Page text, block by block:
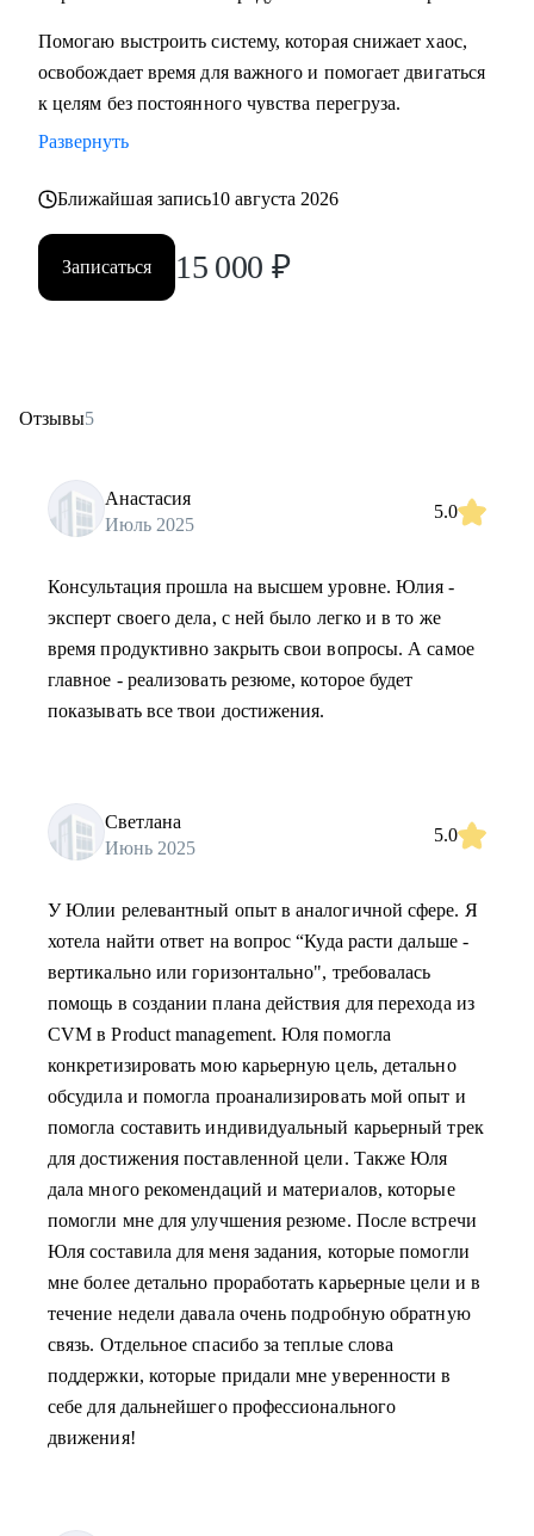
Помогаю выстроить систему, которая снижает хаос,
освобождает время для важного и помогает двигаться
к целям без постоянного чувства перегруза.
Развернуть
Ближайшая запись10 августа 2026
Записаться 15 000 ₽
Отзывы5
Анастасия
Июль 2025
5.0
Консультация прошла на высшем уровне. Юлия -
эксперт своего дела, с ней было легко и в то же
время продуктивно закрыть свои вопросы. А самое
главное - реализовать резюме, которое будет
показывать все твои достижения.
Светлана
Июнь 2025
5.0
У Юлии релевантный опыт в аналогичной сфере. Я
хотела найти ответ на вопрос “Куда расти дальше -
вертикально или горизонтально", требовалась
помощь в создании плана действия для перехода из
CVM в Product management. Юля помогла
конкретизировать мою карьерную цель, детально
обсудила и помогла проанализировать мой опыт и
помогла составить индивидуальный карьерный трек
для достижения поставленной цели. Также Юля
дала много рекомендаций и материалов, которые
помогли мне для улучшения резюме. После встречи
Юля составила для меня задания, которые помогли
мне более детально проработать карьерные цели и в
течение недели давала очень подробную обратную
связь. Отдельное спасибо за теплые слова
поддержки, которые придали мне уверенности в
себе для дальнейшего профессионального
движения!